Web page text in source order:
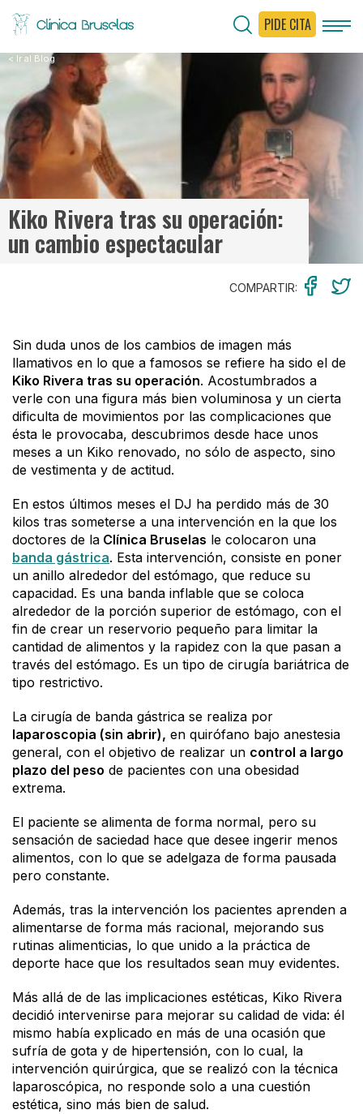
PIDE CITA
< Ir al Blog
Kiko Rivera tras su operación:
un cambio espectacular
COMPARTIR:
Sin duda unos de los cambios de imagen más
llamativos en lo que a famosos se refiere ha sido el de
Kiko Rivera tras su operación. Acostumbrados a
verle con una figura más bien voluminosa y un cierta
dificulta de movimientos por las complicaciones que
ésta le provocaba, descubrimos desde hace unos
meses a un Kiko renovado, no sólo de aspecto, sino
de vestimenta y de actitud.
En estos últimos meses el DJ ha perdido más de 30
kilos tras someterse a una intervención en la que los
doctores de la Clínica Bruselas le colocaron una
banda gástrica. Esta intervención, consiste en poner
un anillo alrededor del estómago, que reduce su
capacidad. Es una banda inflable que se coloca
alrededor de la porción superior de estómago, con el
fin de crear un reservorio pequeño para limitar la
cantidad de alimentos y la rapidez con la que pasan a
través del estómago. Es un tipo de cirugía bariátrica de
tipo restrictivo.
La cirugía de banda gástrica se realiza por
laparoscopia (sin abrir), en quirófano bajo anestesia
general, con el objetivo de realizar un control a largo
plazo del peso de pacientes con una obesidad
extrema.
El paciente se alimenta de forma normal, pero su
sensación de saciedad hace que desee ingerir menos
alimentos, con lo que se adelgaza de forma pausada
pero constante.
Además, tras la intervención los pacientes aprenden a
alimentarse de forma más racional, mejorando sus
rutinas alimenticias, lo que unido a la práctica de
deporte hace que los resultados sean muy evidentes.
Más allá de de las implicaciones estéticas, Kiko Rivera
decidió intervenirse para mejorar su calidad de vida: él
mismo había explicado en más de una ocasión que
sufría de gota y de hipertensión, con lo cual, la
intervención quirúrgica, que se realizó con la técnica
laparoscópica, no responde solo a una cuestión
estética, sino más bien de salud.